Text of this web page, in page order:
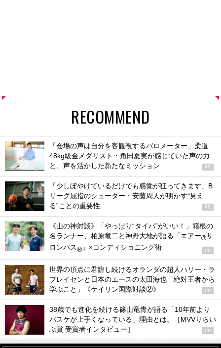
RECOMMEND
「会場の声は自分を客観視するバロメーター」柔道
48kg級金メダリスト・角田夏実が感じていた声の力
と、声を活かした新たなミッション
PR
「少しぼやけているだけでも感覚が狂ってきます」B
リーグ屈指のシューター・安藤周人が明かす“見え
る”ことの重要性
PR
《山の神対談》「やっぱり“タイパ”がいい！」箱根の
名ランナー、柏原竜二と神野大地が語る「エアー®サ
ロンパス® 」×コンディショニング術 PR
世界の頂点に君臨し続けるオランダの超人ハリー・ラ
ブレイセンと日本のエースの太田海也「絶対王者から
学ぶこと」《ケイリン国際対談②》
PR
38歳でも進化を続ける篠山竜青が語る「10年前より
バスケが上手くなっている」理由とは。［MVVりらい
ぶ賞 受賞者インタビュー］
PR